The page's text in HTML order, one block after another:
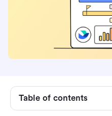
Table of contents
6. Excel: Plantilla de
7. Excel: plantilla de
(por Smartsheet)
9. Hojas de Google: